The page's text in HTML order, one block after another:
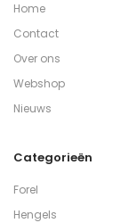
Home
Contact
Over ons
Webshop
Nieuws
Categorieën
Forel
Hengels